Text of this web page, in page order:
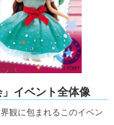
」イベント全体像
観に包まれるこのイベン